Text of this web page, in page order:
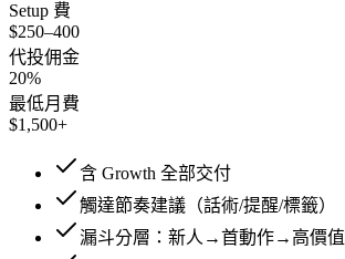
Setup 費
$250–400
代投佣金
20%
最低月費
$1,500+
含 Growth 全部交付
觸達節奏建議（話術/提醒/標籤）
漏斗分層：新人→首動作→高價值